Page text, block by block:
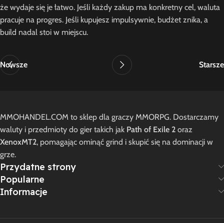
że wydaje się je łatwo. Jeśli każdy zakup ma konkretny cel, waluta
pracuje na progres. Jeśli kupujesz impulsywnie, budżet znika, a
build nadal stoi w miejscu.
Nowsze Starsze
MMOHANDEL.COM to sklep dla graczy MMORPG. Dostarczamy
waluty i przedmioty do gier takich jak Path of Exile 2 oraz
XenoxMT2, pomagając ominąć grind i skupić się na dominacji w
grze.
Przydatne strony
Popularne
Informacje